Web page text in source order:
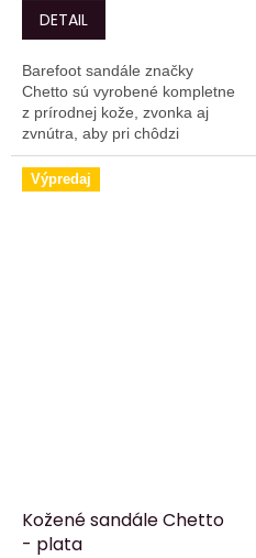
DETAIL
Barefoot sandále značky
Chetto sú vyrobené kompletne
z prírodnej kože, zvonka aj
zvnútra, aby pri chôdzi
poskytovali skutočný pocit
voľnosti, flexibility a pohodlia.
Výpredaj
Kožené sandále Chetto
- plata